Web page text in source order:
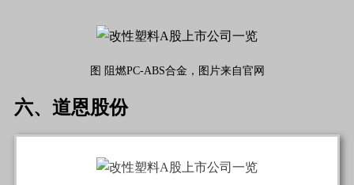
图 阻燃PC-ABS合金，图片来自官网
六、道恩股份